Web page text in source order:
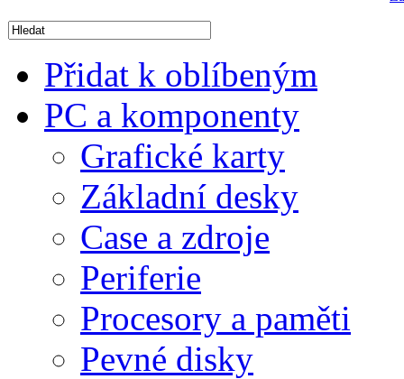
Přidat k oblíbeným
PC a komponenty
Grafické karty
Základní desky
Case a zdroje
Periferie
Procesory a paměti
Pevné disky